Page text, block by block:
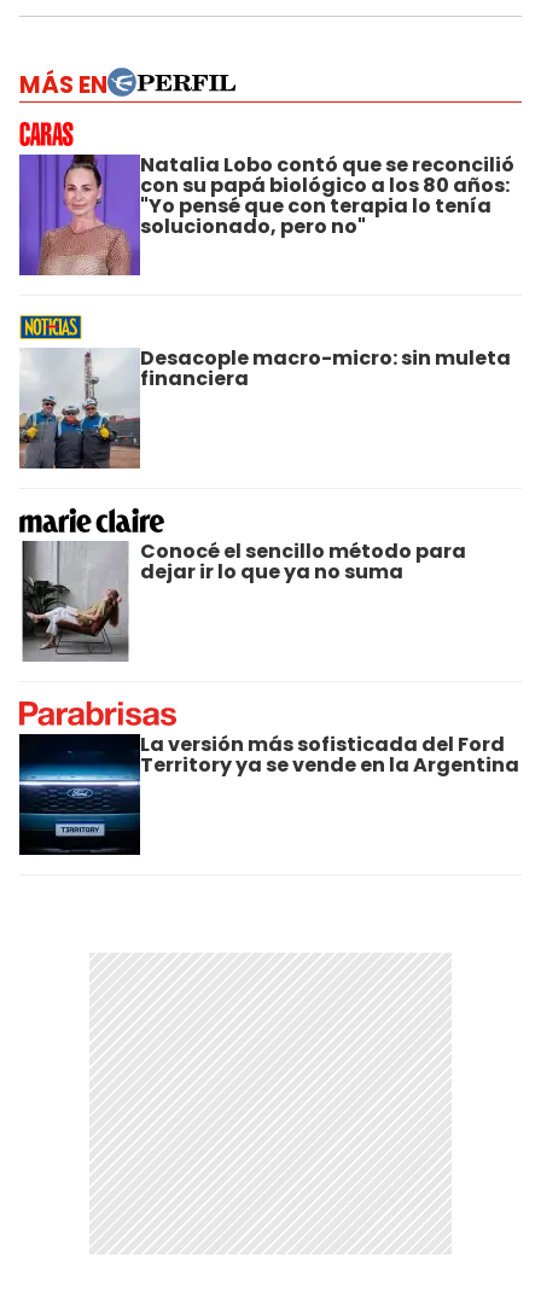
MÁS EN
Natalia Lobo contó que se reconcilió
con su papá biológico a los 80 años:
"Yo pensé que con terapia lo tenía
solucionado, pero no"
Desacople macro-micro: sin muleta
financiera
Conocé el sencillo método para
dejar ir lo que ya no suma
La versión más sofisticada del Ford
Territory ya se vende en la Argentina